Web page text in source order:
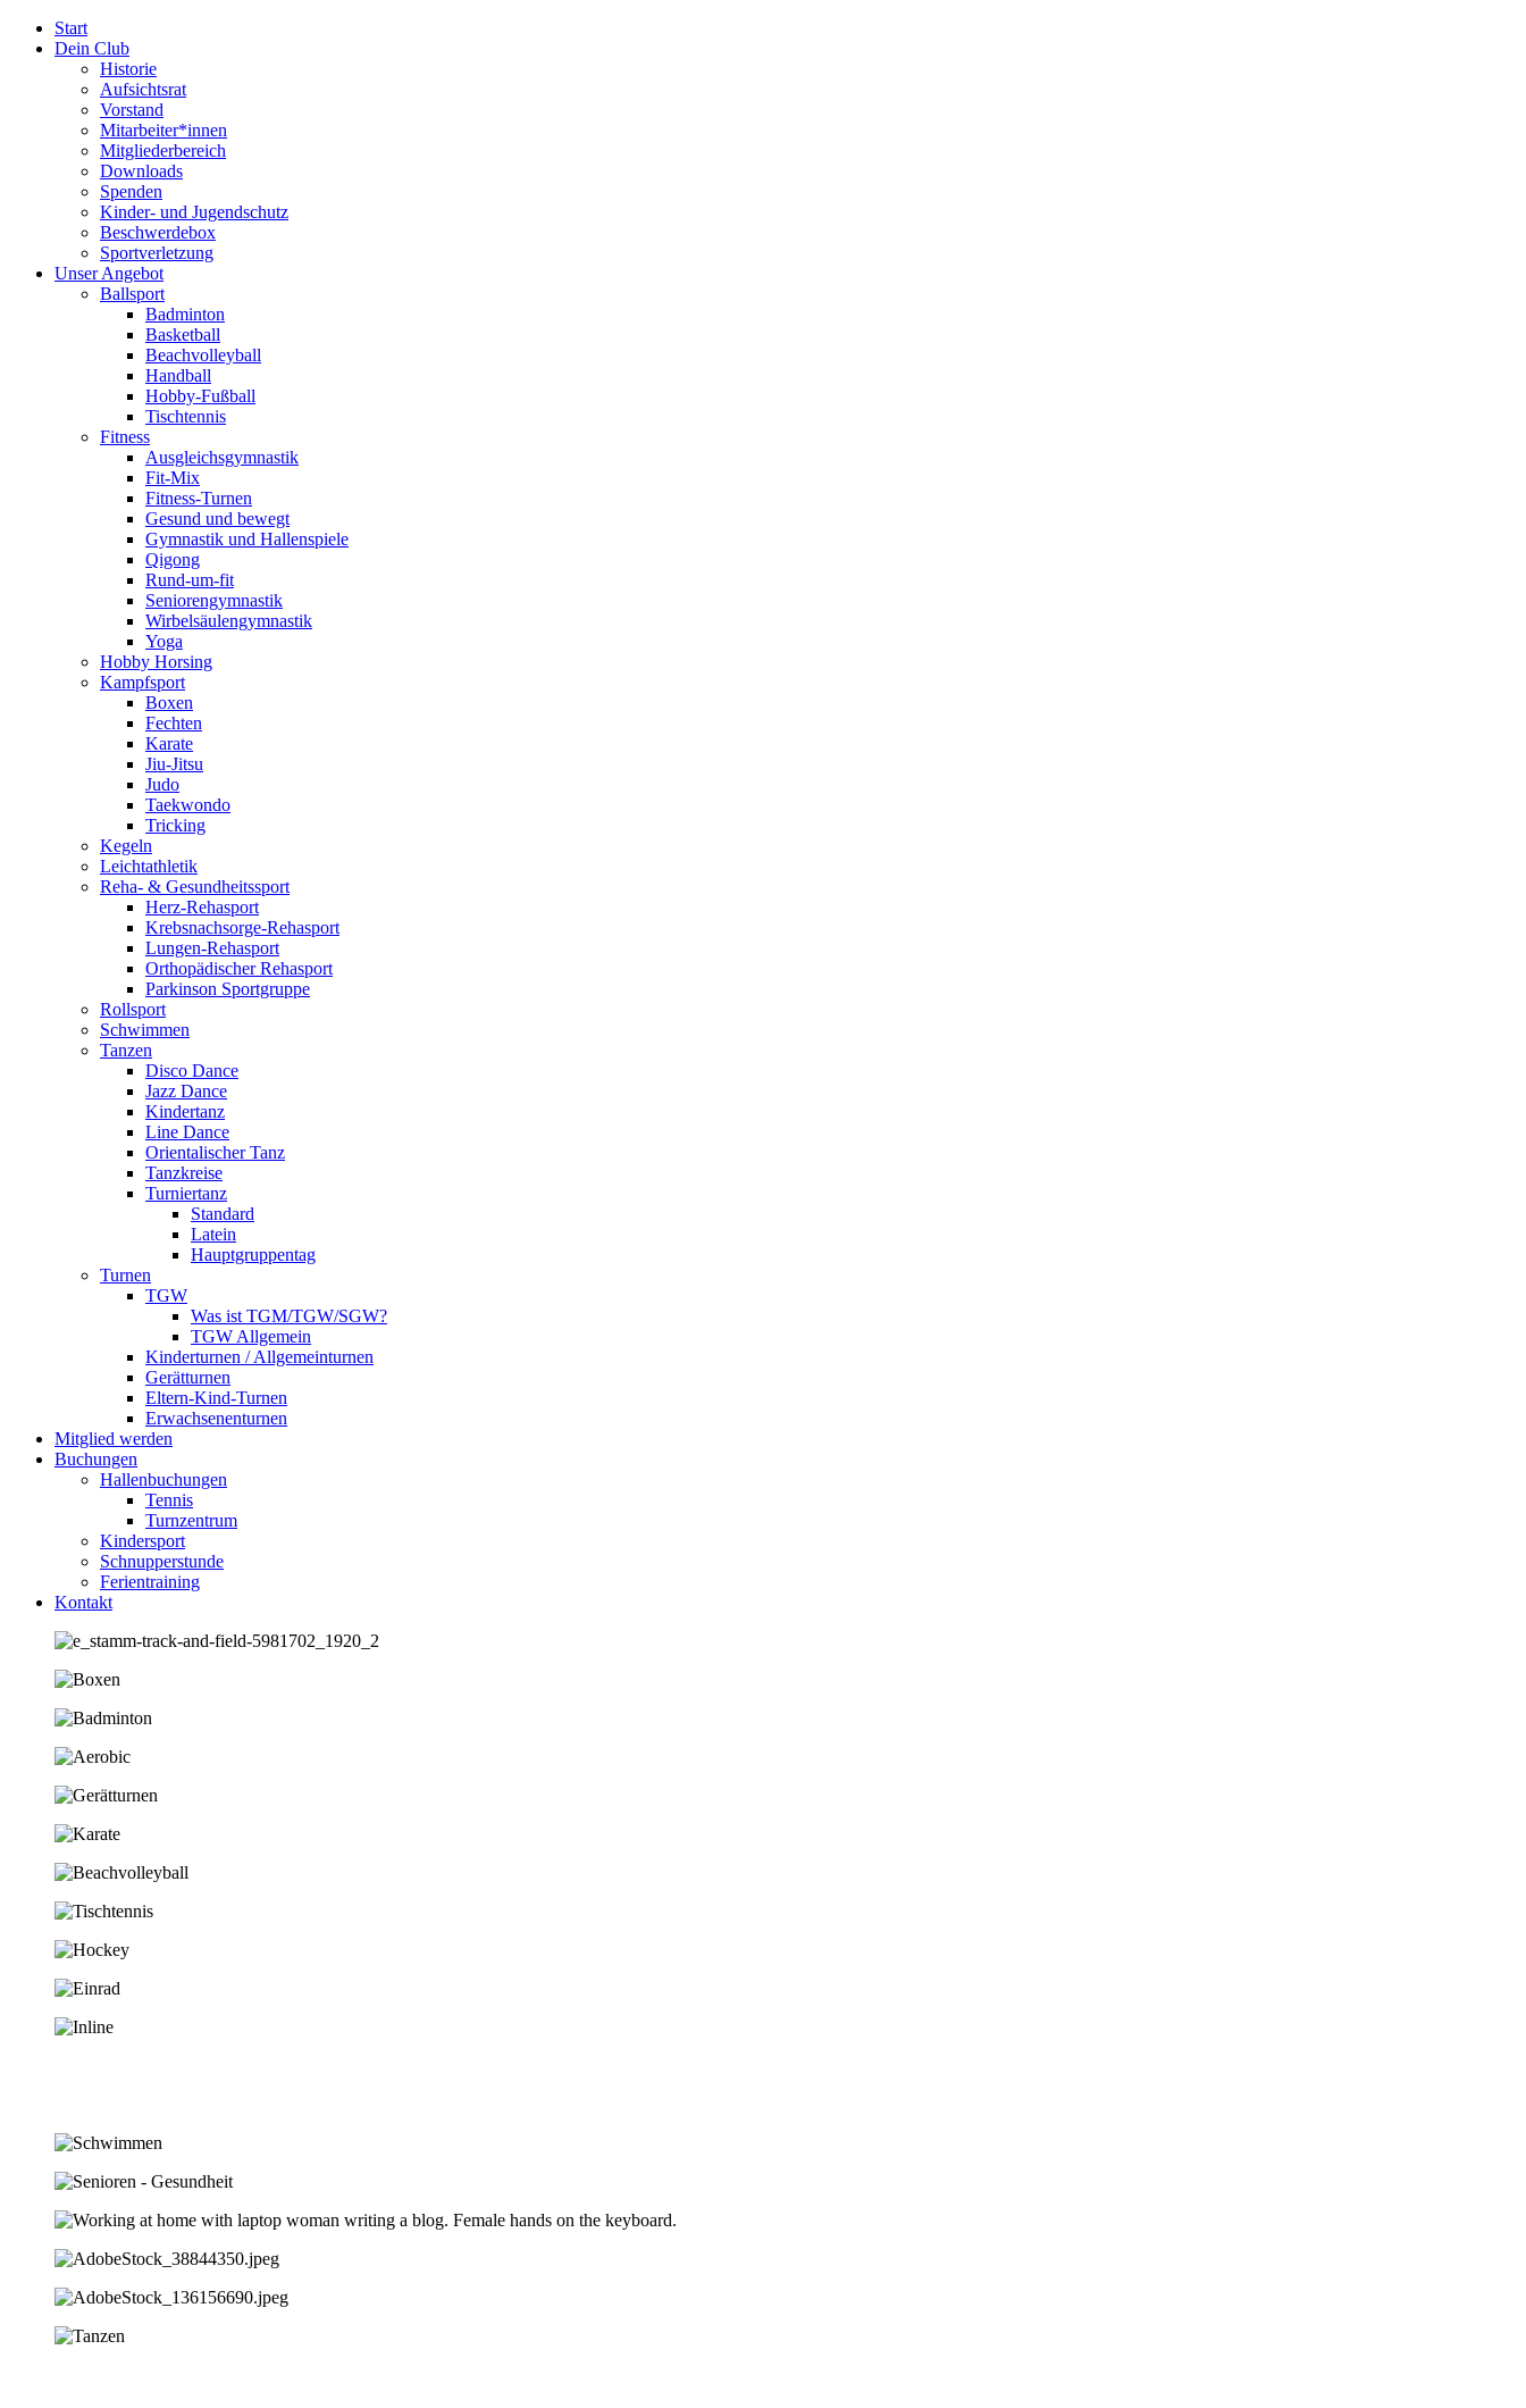
Start
Dein Club
Historie
Aufsichtsrat
Vorstand
Mitarbeiter*innen
Mitgliederbereich
Downloads
Spenden
Kinder- und Jugendschutz
Beschwerdebox
Sportverletzung
Unser Angebot
Ballsport
Badminton
Basketball
Beachvolleyball
Handball
Hobby-Fußball
Tischtennis
Fitness
Ausgleichsgymnastik
Fit-Mix
Fitness-Turnen
Gesund und bewegt
Gymnastik und Hallenspiele
Qigong
Rund-um-fit
Seniorengymnastik
Wirbelsäulengymnastik
Yoga
Hobby Horsing
Kampfsport
Boxen
Fechten
Karate
Jiu-Jitsu
Judo
Taekwondo
Tricking
Kegeln
Leichtathletik
Reha- & Gesundheitssport
Herz-Rehasport
Krebsnachsorge-Rehasport
Lungen-Rehasport
Orthopädischer Rehasport
Parkinson Sportgruppe
Rollsport
Schwimmen
Tanzen
Disco Dance
Jazz Dance
Kindertanz
Line Dance
Orientalischer Tanz
Tanzkreise
Turniertanz
Standard
Latein
Hauptgruppentag
Turnen
TGW
Was ist TGM/TGW/SGW?
TGW Allgemein
Kinderturnen / Allgemeinturnen
Gerätturnen
Eltern-Kind-Turnen
Erwachsenenturnen
Mitglied werden
Buchungen
Hallenbuchungen
Tennis
Turnzentrum
Kindersport
Schnupperstunde
Ferientraining
Kontakt